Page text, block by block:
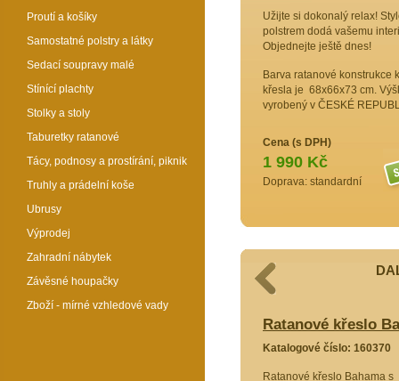
Užijte si dokonalý relax!
polstrem dodá vašemu
Objednejte ještě dnes!
Barva ratanové konstrukce
křesla je 68x66x73 cm.
vyrobený v ČESKÉ
Cena (s DPH)
1 990 Kč
Doprava: standardní
Ratanové křeslo
Katalogové číslo: 160370
Ratanové křeslo Bahama s
Proutí a košíky
Samostatné polstry a látky
Sedací soupravy malé
Stínící plachty
Stolky a stoly
Taburetky ratanové
Tácy, podnosy a prostírání, piknik
Truhly a prádelní koše
Ubrusy
Výprodej
Zahradní nábytek
Závěsné houpačky
Zboží - mírné vzhledové vady